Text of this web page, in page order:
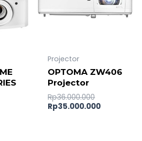
Projector
OPTOMA ZW406
Projector
Rp36.000.000
Rp35.000.000